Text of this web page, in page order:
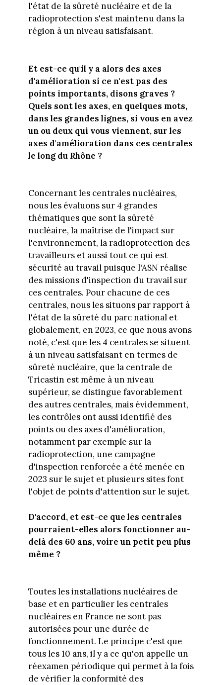
l'état de la sûreté nucléaire et de la
radioprotection s'est maintenu dans la
région à un niveau satisfaisant.
Et est-ce qu'il y a alors des axes
d'amélioration si ce n'est pas des
points importants, disons graves ?
Quels sont les axes, en quelques mots,
dans les grandes lignes, si vous en avez
un ou deux qui vous viennent, sur les
axes d'amélioration dans ces centrales
le long du Rhône ?
Concernant les centrales nucléaires,
nous les évaluons sur 4 grandes
thématiques que sont la sûreté
nucléaire, la maîtrise de l'impact sur
l'environnement, la radioprotection des
travailleurs et aussi tout ce qui est
sécurité au travail puisque l'ASN réalise
des missions d'inspection du travail sur
ces centrales. Pour chacune de ces
centrales, nous les situons par rapport à
l'état de la sûreté du parc national et
globalement, en 2023, ce que nous avons
noté, c'est que les 4 centrales se situent
à un niveau satisfaisant en termes de
sûreté nucléaire, que la centrale de
Tricastin est même à un niveau
supérieur, se distingue favorablement
des autres centrales, mais évidemment,
les contrôles ont aussi identifié des
points ou des axes d'amélioration,
notamment par exemple sur la
radioprotection, une campagne
d'inspection renforcée a été menée en
2023 sur le sujet et plusieurs sites font
l'objet de points d'attention sur le sujet.
D'accord, et est-ce que les centrales
pourraient-elles alors fonctionner au-
delà des 60 ans, voire un petit peu plus
même ?
Toutes les installations nucléaires de
base et en particulier les centrales
nucléaires en France ne sont pas
autorisées pour une durée de
fonctionnement. Le principe c'est que
tous les 10 ans, il y a ce qu'on appelle un
réexamen périodique qui permet à la fois
de vérifier la conformité des